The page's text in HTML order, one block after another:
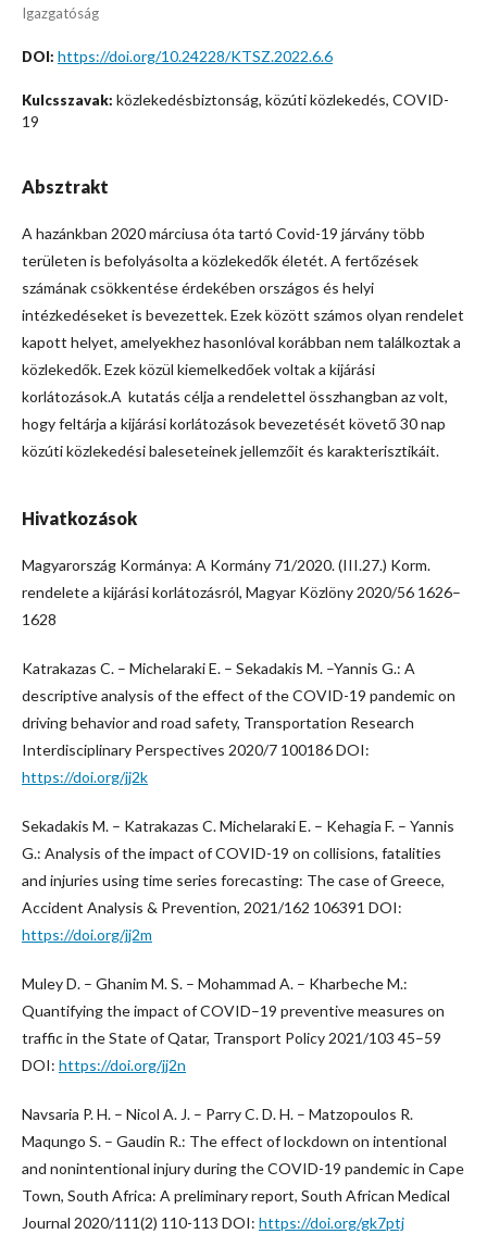
Igazgatóság
DOI: https://doi.org/10.24228/KTSZ.2022.6.6
Kulcsszavak: közlekedésbiztonság, közúti közlekedés, COVID-
19
Absztrakt
A hazánkban 2020 márciusa óta tartó Covid-19 járvány több
területen is befolyásolta a közlekedők életét. A fertőzések
számának csökkentése érdekében országos és helyi
intézkedéseket is bevezettek. Ezek között számos olyan rendelet
kapott helyet, amelyekhez hasonlóval korábban nem találkoztak a
közlekedők. Ezek közül kiemelkedőek voltak a kijárási
korlátozások.A kutatás célja a rendelettel összhangban az volt,
hogy feltárja a kijárási korlátozások bevezetését követő 30 nap
közúti közlekedési baleseteinek jellemzőit és karakterisztikáit.
Hivatkozások
Magyarország Kormánya: A Kormány 71/2020. (III.27.) Korm.
rendelete a kijárási korlátozásról, Magyar Közlöny 2020/56 1626–
1628
Katrakazas C. – Michelaraki E. – Sekadakis M. –Yannis G.: A
descriptive analysis of the effect of the COVID-19 pandemic on
driving behavior and road safety, Transportation Research
Interdisciplinary Perspectives 2020/7 100186 DOI:
https://doi.org/jj2k
Sekadakis M. – Katrakazas C. Michelaraki E. – Kehagia F. – Yannis
G.: Analysis of the impact of COVID-19 on collisions, fatalities
and injuries using time series forecasting: The case of Greece,
Accident Analysis & Prevention, 2021/162 106391 DOI:
https://doi.org/jj2m
Muley D. – Ghanim M. S. – Mohammad A. – Kharbeche M.:
Quantifying the impact of COVID–19 preventive measures on
traffic in the State of Qatar, Transport Policy 2021/103 45–59
DOI: https://doi.org/jj2n
Navsaria P. H. – Nicol A. J. – Parry C. D. H. – Matzopoulos R.
Maqungo S. – Gaudin R.: The effect of lockdown on intentional
and nonintentional injury during the COVID-19 pandemic in Cape
Town, South Africa: A preliminary report, South African Medical
Journal 2020/111(2) 110-113 DOI: https://doi.org/gk7ptj